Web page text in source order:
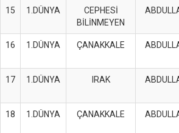
15 1.DÜNYA
CEPHESİ
BİLİNMEYEN
16 1.DÜNYA ÇANAKKALE
17 1.DÜNYA IRAK
18 1.DÜNYA ÇANAKKALE